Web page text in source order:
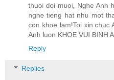
thuoi doi muoi, Nghe Anh
nghe tieng hat nhu mot
con khoe lam!Toi xin chuc
Anh luon KHOE VUI BINH
Reply
Replies